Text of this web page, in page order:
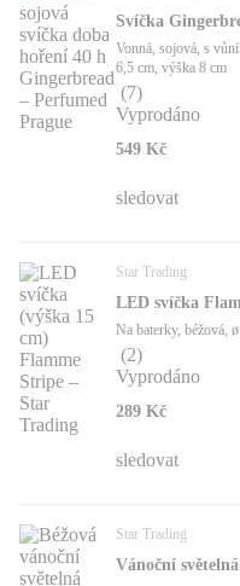
Svíčka
Vonná, sojová, s
6,5 cm, výška 8 cm
(7)
Vyprodáno
549 Kč
sledovat
Star Trading
LED svíčka
Na baterky, béžová,
(2)
Vyprodáno
289 Kč
sledovat
Star Trading
Vánoční